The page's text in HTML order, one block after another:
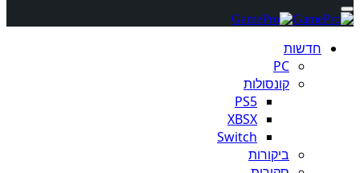
חדשות
PC
קונסולות
PS5
XBSX
Switch
ביקורות